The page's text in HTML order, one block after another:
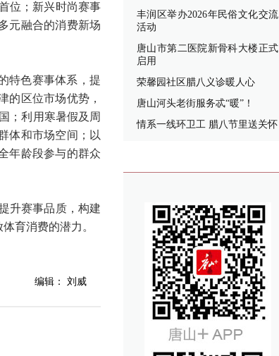
位；新兴时尚赛事
元融合的消费新场
特色赛事体系，提
的区位市场优势，
；利用寒暑假及周
体和市场空间；以
年龄段参与的群众
升赛事品质，构建
育消费的潜力。
编辑： 刘威
丰润区举办2026年民俗文化交流
活动
唐山市第二医院新骨科大楼正式
启用
荣馨园社区腊八义诊暖人心
唐山河头老街服务忒“暖”！
情系一线环卫工 腊八节里送关怀